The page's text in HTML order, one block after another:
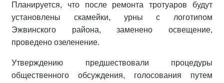
Планируется, что после ремонта тротуаров будут
установлены скамейки, урны с логотипом
Эжвинского района, заменено освещение,
проведено озеленение.
Утверждению предшествовали процедуры
общественного обсуждения, голосования путем